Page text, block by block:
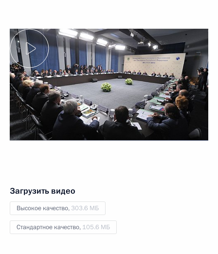
Загрузить видео
Высокое качество, 303.6 МБ
Стандартное качество, 105.6 МБ